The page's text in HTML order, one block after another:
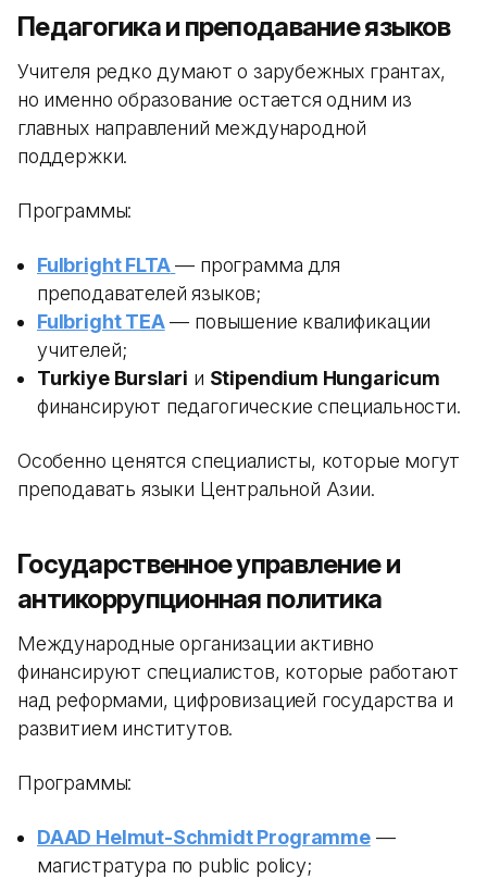
Педагогика и преподавание языков
Учителя редко думают о зарубежных грантах,
но именно образование остается одним из
главных направлений международной
поддержки.
Программы:
Fulbright FLTA — программа для
преподавателей языков;
Fulbright TEA— повышение квалификации
учителей;
Turkiye Burslari и Stipendium Hungaricum
финансируют педагогические специальности.
Особенно ценятся специалисты, которые могут
преподавать языки Центральной Азии.
Государственное управление и
антикоррупционная политика
Международные организации активно
финансируют специалистов, которые работают
над реформами, цифровизацией государства и
развитием институтов.
Программы:
DAAD Helmut-Schmidt Programme—
магистратура по public policy;